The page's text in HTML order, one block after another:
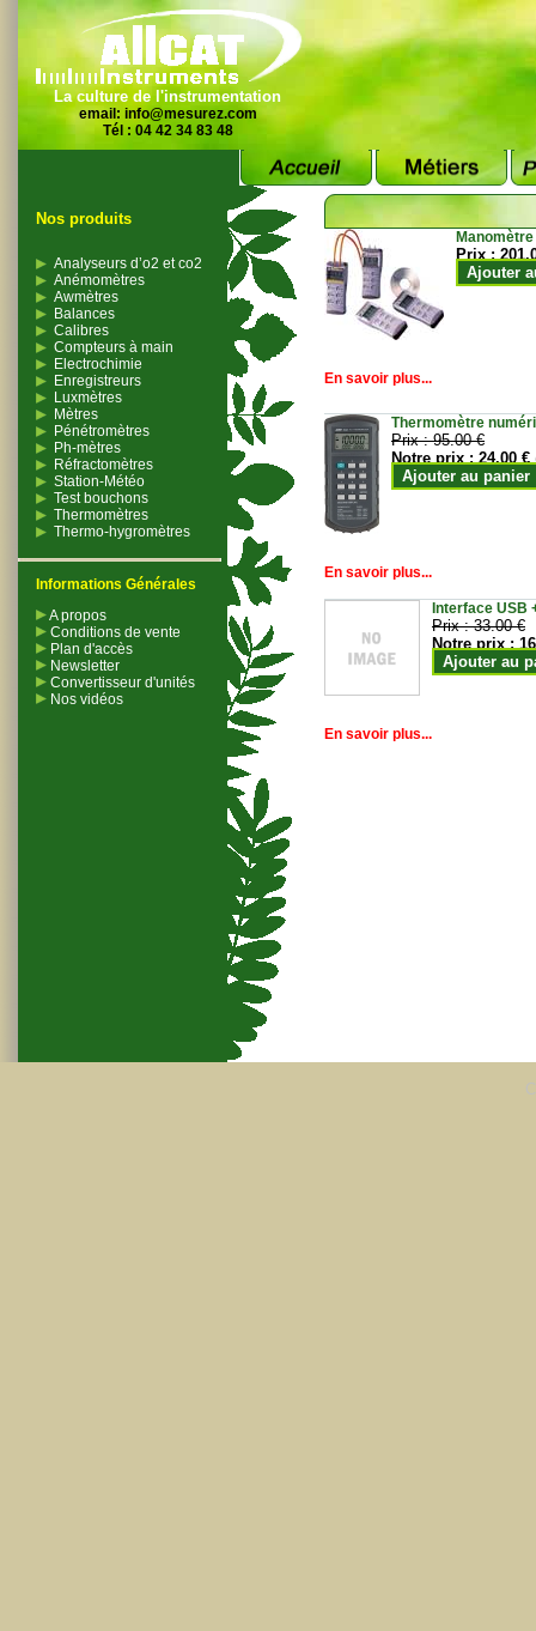
La culture de l'instrumentation
email: info@mesurez.com
Tél : 04 42 34 83 48
Nos produits
Analyseurs d’o2 et co2
Anémomètres
Awmètres
Balances
Calibres
Compteurs à main
Electrochimie
Enregistreurs
Luxmètres
Mètres
Pénétromètres
Ph-mètres
Réfractomètres
Station-Météo
Test bouchons
Thermomètres
Thermo-hygromètres
Informations Générales
A propos
Conditions de vente
Plan d'accès
Newsletter
Convertisseur d'unités
Nos vidéos
Prix :
Ajouter
En savoir plus...
Thermomètre
Prix :95.00 €
Notre prix :24.00 €
Ajouter au panier
En savoir plus...
Interface USB
Prix :33.00 €
Notre prix :
Ajouter au
En savoir plus...